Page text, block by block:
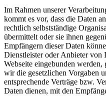
Im Rahmen unserer
kommt es vor, dass die Daten
rechtlich selbstständige
übermittelt oder sie ihnen
Empfängern dieser Daten
Dienstleister oder Anbieter von
Webseite eingebunden
wir die gesetzlichen Vorgaben
entsprechende Verträge bzw.
Daten dienen, mit den